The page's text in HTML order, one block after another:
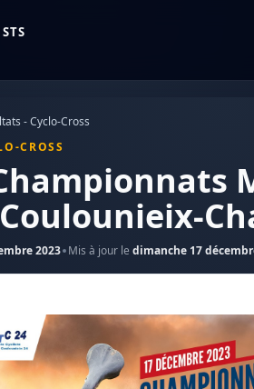
- Cyclo-Cross
CROSS
2023 Mis à jour le dimanche 17